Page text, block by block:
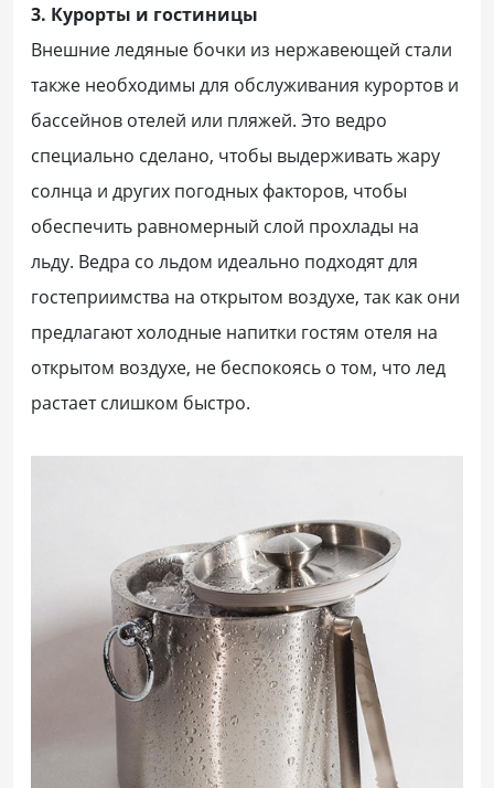
3. Курорты и гостиницы
Внешние ледяные бочки из нержавеющей стали
также необходимы для обслуживания курортов и
бассейнов отелей или пляжей. Это ведро
специально сделано, чтобы выдерживать жару
солнца и других погодных факторов, чтобы
обеспечить равномерный слой прохлады на
льду. Ведра со льдом идеально подходят для
гостеприимства на открытом воздухе, так как они
предлагают холодные напитки гостям отеля на
открытом воздухе, не беспокоясь о том, что лед
растает слишком быстро.